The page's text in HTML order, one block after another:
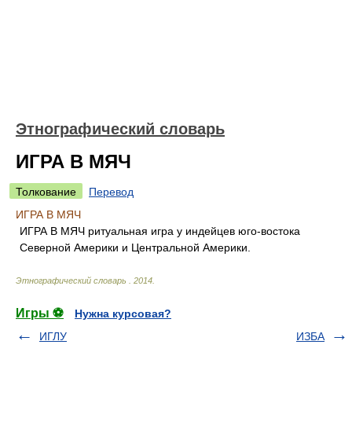
Этнографический словарь
ИГРА В МЯЧ
Толкование
Перевод
ИГРА В МЯЧ
ИГРА В МЯЧ ритуальная игра у индейцев юго-востока
Северной Америки и Центральной Америки.
Этнографический словарь 2014
Игры ⚽
Нужна курсовая?
ИГЛУ
ИЗБА